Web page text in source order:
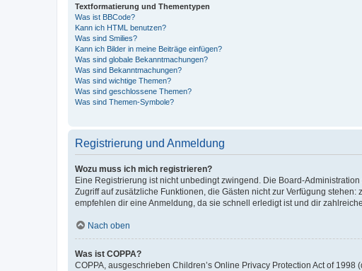
Textformatierung und Thementypen
Was ist BBCode?
Kann ich HTML benutzen?
Was sind Smilies?
Kann ich Bilder in meine Beiträge einfügen?
Was sind globale Bekanntmachungen?
Was sind Bekanntmachungen?
Was sind wichtige Themen?
Was sind geschlossene Themen?
Was sind Themen-Symbole?
Registrierung und Anmeldung
Wozu muss ich mich registrieren?
Eine Registrierung ist nicht unbedingt zwingend. Die Board-
Zugriff auf zusätzliche Funktionen, die Gästen nicht zur Verfügung
empfehlen dir eine Anmeldung, da sie schnell erledigt ist und dir
Nach oben
Was ist COPPA?
COPPA, ausgeschrieben Children’s Online Privacy Protection Act of